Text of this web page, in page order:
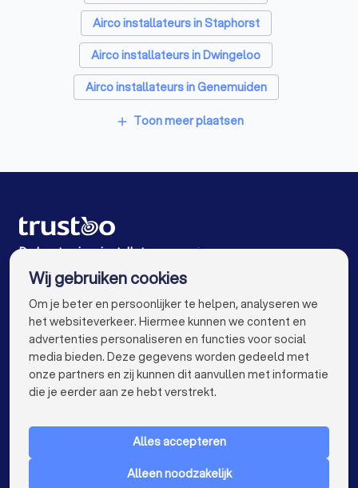
Airco installateurs in Staphorst
Airco installateurs in Dwingeloo
Airco installateurs in Genemuiden
Airco installateurs in Rottum (FR)
Airco installateurs in Hoogeveen
Airco installateurs in Amsterdam
Airco installateurs in Rotterdam
Airco installateurs in Den Haag
Airco installateurs in Utrecht
Airco installateurs in Tilburg
Airco installateurs in Groningen
add Toon meer plaatsen
De beste airco installateurs voor jou
VOOR PARTICULIEREN keyboard_arrow_down
Wij gebruiken cookies
Om je beter en persoonlijker te helpen, analyseren we
het websiteverkeer. Hiermee kunnen we content en
advertenties personaliseren en functies voor social
media bieden. Deze gegevens worden gedeeld met
onze partners en zij kunnen dit aanvullen met informatie
die je eerder aan ze hebt verstrekt.
Alles accepteren
Alleen noodzakelijk